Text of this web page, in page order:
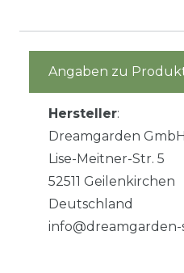
Angaben zu
Hersteller:
Dreamgarden GmbH
Lise-Meitner-Str. 5
52511 Geilenkirchen
Deutschland
info@dreamgarden-